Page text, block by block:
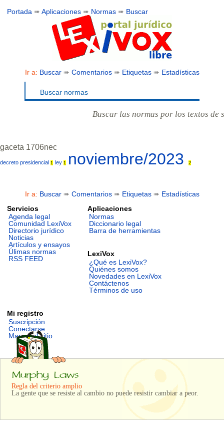
Portada ➠Aplicaciones ➠ Normas ➠ Buscar
Ir a: Buscar➠ Comentarios➠ Etiquetas➠ Estadísticas
Buscar normas
Buscar las normas por los textos de
gaceta 1706nec
decreto presidencial 1 ley 1 noviembre/2023 2
Ir a: Buscar➠ Comentarios➠ Etiquetas➠ Estadísticas
Servicios
Agenda legal
Comunidad LexiVox
Directorio jurídico
Noticias
Artículos y ensayos
Úlimas normas
RSS FEED
Aplicaciones
Normas
Diccionario legal
Barra de herramientas
LexiVox
¿Qué es LexiVox?
Quiénes somos
Novedades en LexiVox
Contáctenos
Términos de uso
Mi registro
Suscripción
Conectarse
Mapa del sitio
Regla del criterio amplio
La gente que se resiste al cambio no puede resistir cambiar a peor.